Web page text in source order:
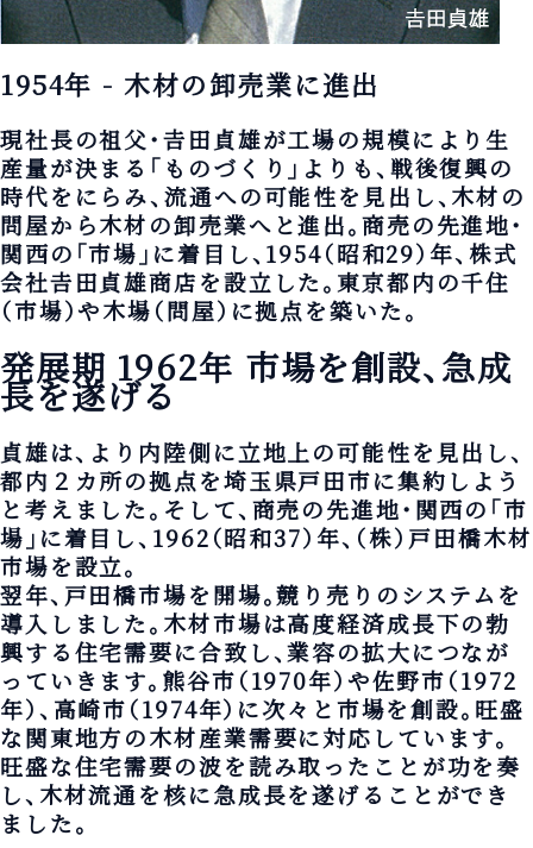
1954年 - 木材の卸売業に進出
現社長の祖父・𠮷田貞雄が工場の規模により生
産量が決まる「ものづくり」よりも、戦後復興の
時代をにらみ、流通への可能性を見出し、木材の
問屋から木材の卸売業へと進出。商売の先進地・
関西の「市場」に着目し、1954（昭和29）年、株式
会社𠮷田貞雄商店を設立した。東京都内の千住
（市場）や木場（問屋）に拠点を築いた。
発展期 1962年 市場を創設、急成
長を遂げる
貞雄は、より内陸側に立地上の可能性を見出し、
都内２カ所の拠点を埼玉県戸田市に集約しよう
と考えました。そして、商売の先進地・関西の「市
場」に着目し、1962（昭和37）年、（株）戸田橋木材
市場を設立。
翌年、戸田橋市場を開場。競り売りのシステムを
導入しました。木材市場は高度経済成長下の勃
興する住宅需要に合致し、業容の拡大につなが
っていきます。熊谷市（1970年）や佐野市（1972
年）、高崎市（1974年）に次々と市場を創設。旺盛
な関東地方の木材産業需要に対応しています。
旺盛な住宅需要の波を読み取ったことが功を奏
し、木材流通を核に急成長を遂げることができ
ました。